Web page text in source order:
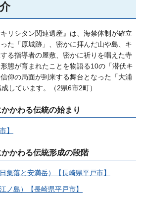
リシタン関連遺産』は、海禁体制が確立
た「原城跡」、密かに拝んだ山や島、キ
る指導者の屋敷、密かに祈りを唱えた寺
態が育まれたことを物語る10の「潜伏キ
仰の局面が到来する舞台となった「大浦
しています。（2県6市2町）
かかわる伝統の始まり
】
かかわる伝統形成の段階
集落と安満岳）【長崎県平戸市】
ノ島）【長崎県平戸市】